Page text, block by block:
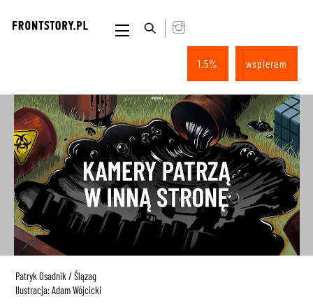
content
Menu
wspieram
1.5%
Patryk Osadnik / Ślązag
Ilustracja: Adam Wójcicki